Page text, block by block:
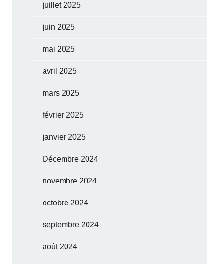
juillet 2025
juin 2025
mai 2025
avril 2025
mars 2025
février 2025
janvier 2025
Décembre 2024
novembre 2024
octobre 2024
septembre 2024
août 2024